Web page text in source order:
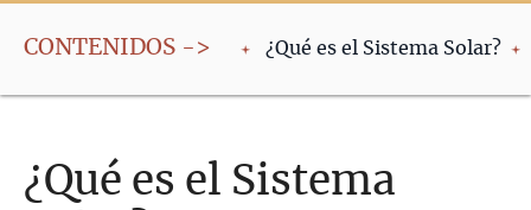
CONTENIDOS -> ¿Qué es el Sistema Solar?
¿Qué es el Sistema